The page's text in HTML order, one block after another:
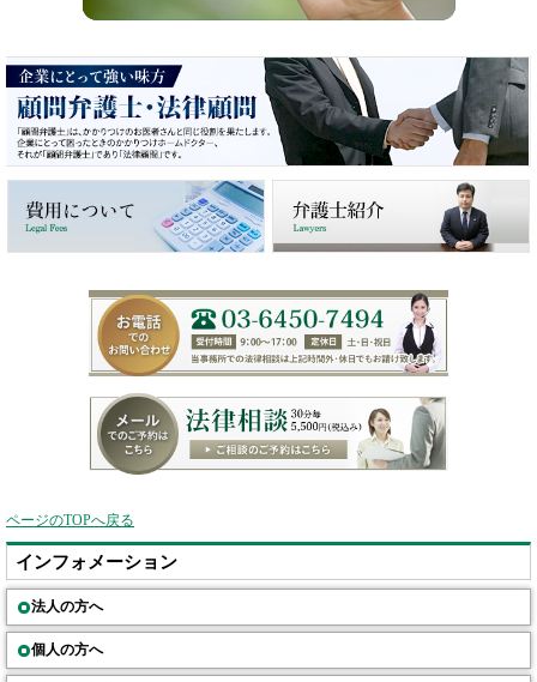
ページのTOPへ戻る
インフォメーション
法人の方へ
個人の方へ